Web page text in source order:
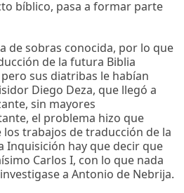
bíblico, pasa a formar parte
de sobras conocida, por lo que
de la futura Biblia
sus diatribas le habían
Diego Deza, que llegó a
sin mayores
el problema hizo que
los trabajos de traducción de la
Inquisición hay que decir que
Carlos I, con lo que nada
a Antonio de Nebrija.